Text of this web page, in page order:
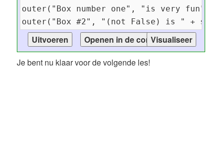
Je bent nu klaar voor de volgende les!